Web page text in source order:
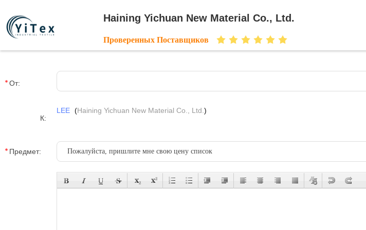
Haining Yichuan New Material Co., Ltd.
Проверенных Поставщиков
От:
К:
LEE (Haining Yichuan New Material Co., Ltd. )
Предмет: